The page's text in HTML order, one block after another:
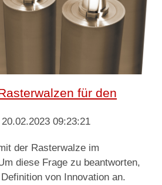
für den
20.02.2023 09:23:21
der Rasterwalze im
diese Frage zu beantworten,
von Innovation an.